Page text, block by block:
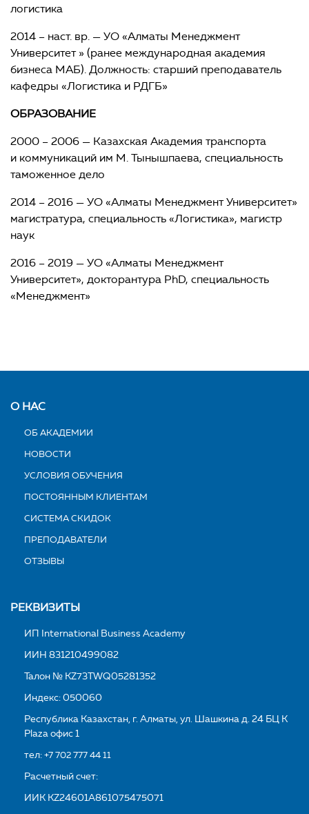
логистика
2014 – наст. вр. — УО «Алматы Менеджмент
Университет » (ранее международная академия
бизнеса МАБ). Должность: старший преподаватель
кафедры «Логистика и РДГБ»
ОБРАЗОВАНИЕ
2000 – 2006 — Казахская Академия транспорта
и коммуникаций им М. Тынышпаева, специальность
таможенное дело
2014 – 2016 — УО «Алматы Менеджмент Университет»
магистратура, специальность «Логистика», магистр
наук
2016 – 2019 — УО «Алматы Менеджмент
Университет», докторантура PhD, специальность
«Менеджмент»
О НАС
ОБ АКАДЕМИИ
НОВОСТИ
УСЛОВИЯ ОБУЧЕНИЯ
ПОСТОЯННЫМ КЛИЕНТАМ
СИСТЕМА СКИДОК
ПРЕПОДАВАТЕЛИ
ОТЗЫВЫ
РЕКВИЗИТЫ
ИП International Business Academy
ИИН 831210499082
Талон № KZ73TWQ05281352
Индекс: 050060
Республика Казахстан, г. Алматы, ул. Шашкина д. 24 БЦ K
Plaza офис 1
тел:+7 702 777 44 11
Расчетный счет:
ИИК KZ24601A861075475071